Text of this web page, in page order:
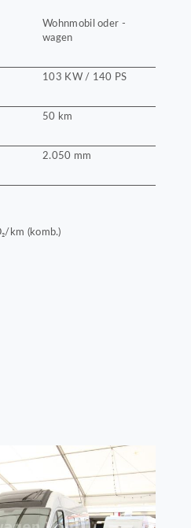
Wohnmobil oder -
wagen
103 KW / 140 PS
50 km
2.050 mm
km (komb.)